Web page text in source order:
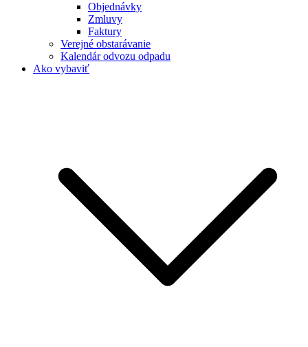
Objednávky
Zmluvy
Faktury
Verejné obstarávanie
Kalendár odvozu odpadu
Ako vybaviť